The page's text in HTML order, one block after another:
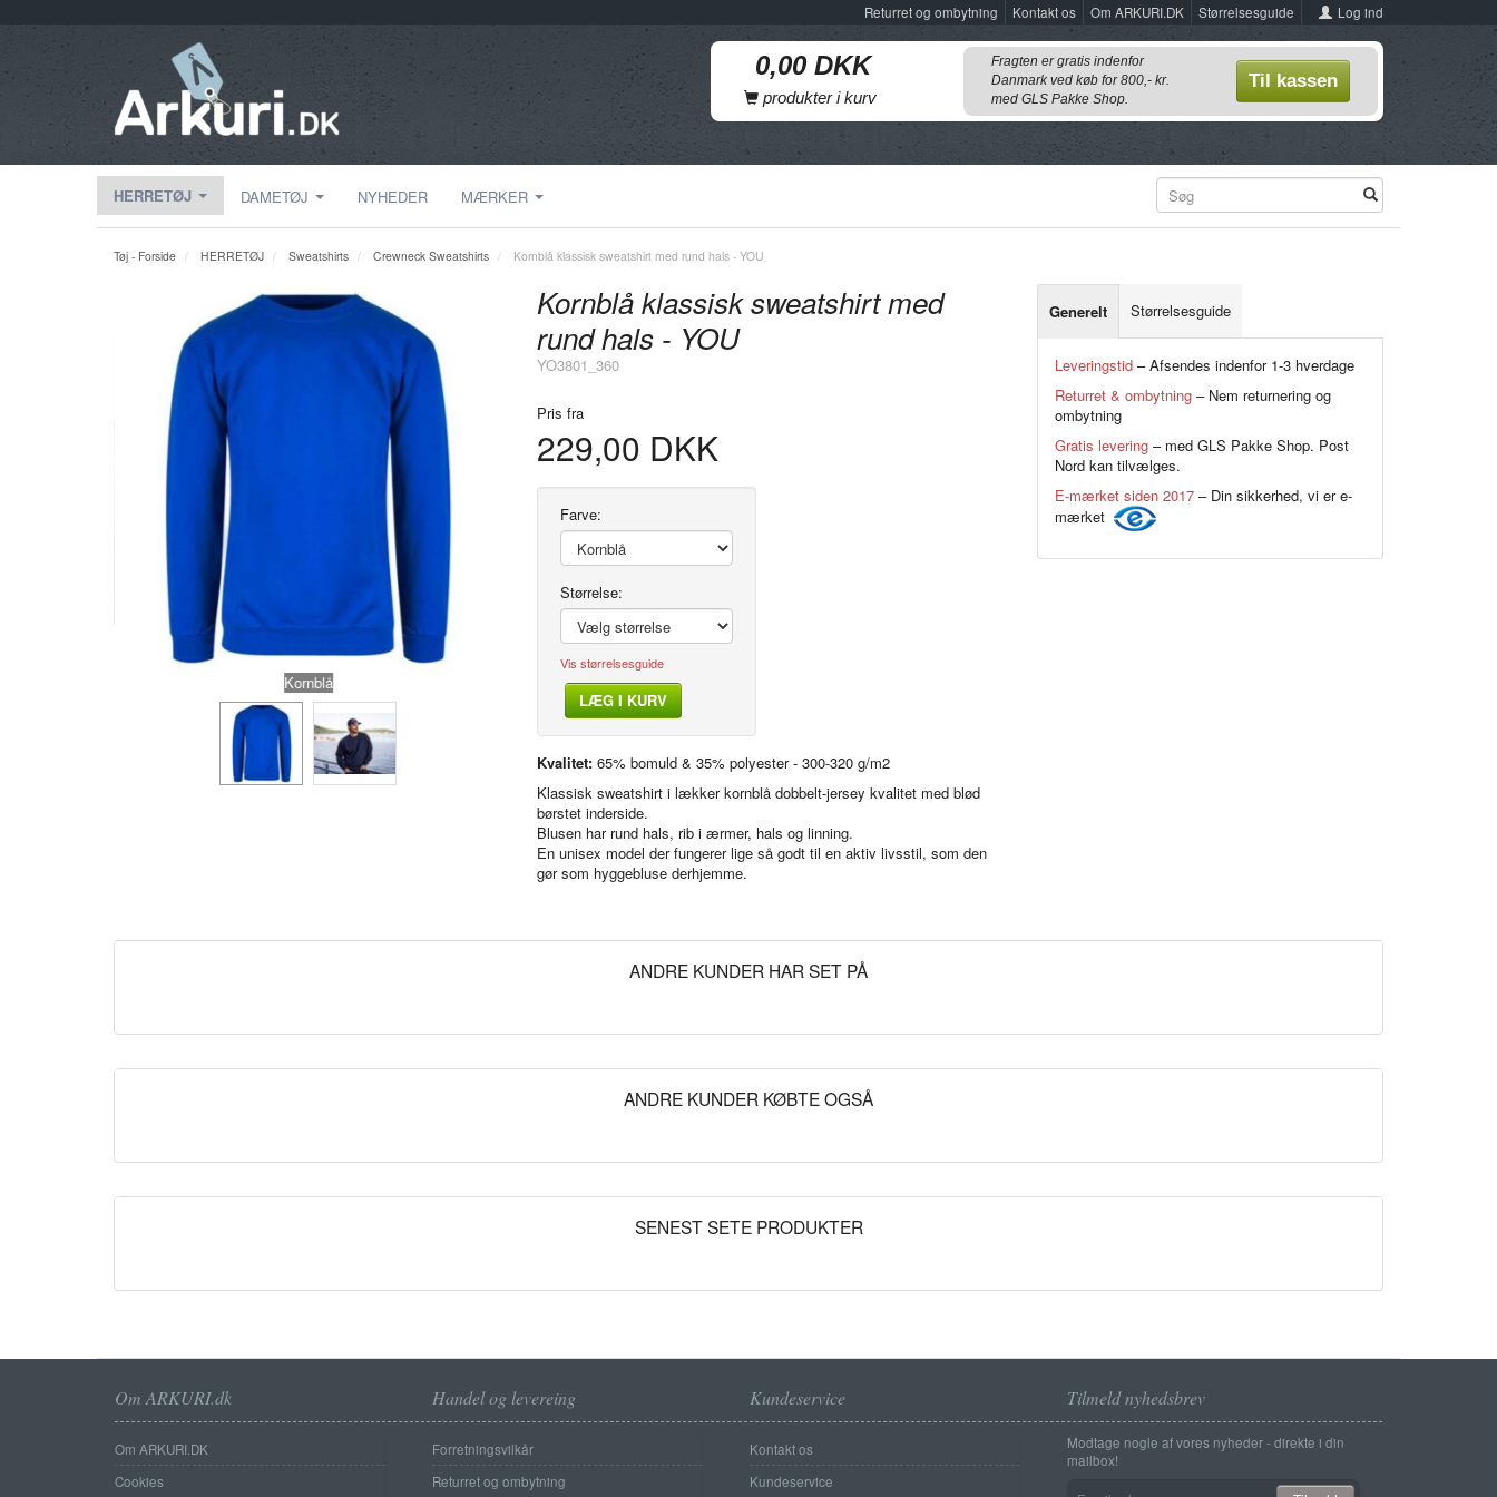
Log ind
Størrelsesguide
Om ARKURI.DK
Kontakt os
Returret og ombytning
produkter i kurv
Fragten er gratis indenfor
Danmark ved køb for 800,- kr.
med GLS Pakke Shop.
Til kassen
HERRETØJ DAMETØJ NYHEDER MÆRKER
Tøj - Forside HERRETØJ Sweatshirts Crewneck Sweatshirts Kornblå klassisk sweatshirt med rund hals - YOU
Kornblå Modelfoto
Kornblå klassisk sweatshirt med
rund hals - YOU
YO3801_360
Pris fra
229,00 DKK
Vis størrelsesguide
Farve:
Størrelse:
LÆG I KURV
Kvalitet:65% bomuld & 35% polyester - 300-320 g/m2
Klassisk sweatshirt i lækker kornblå dobbelt-jersey kvalitet med blød
børstet inderside.
Blusen har rund hals, rib i ærmer, hals og linning.
En unisex model der fungerer lige så godt til en aktiv livsstil, som den
gør som hyggebluse derhjemme.
Generelt Størrelsesguide
Leveringstid– Afsendes indenfor 1-3 hverdage
Returret & ombytning– Nem returnering og
ombytning
Gratis levering– med GLS Pakke Shop. Post
Nord kan tilvælges.
E-mærket siden 2017– Din sikkerhed, vi er e-
mærket
ANDRE KUNDER HAR SET PÅ
ANDRE KUNDER KØBTE OGSÅ
SENEST SETE PRODUKTER
Om ARKURI.dk
Om ARKURI.DK
Cookies
Handel og levereing
Forretningsvilkår
Returret og ombytning
Kundeservice
Kontakt os
Kundeservice
Tilmeld nyhedsbrev
Modtage nogle af vores nyheder - direkte i din
mailbox!